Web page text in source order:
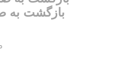
بازگشت به